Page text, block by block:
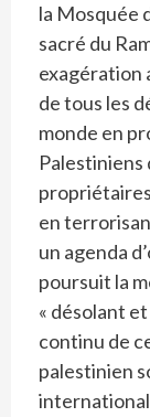
la Mosquée
sacré du
exagération
de tous les
monde en
Palestiniens
en
un agenda
poursuit la
« désolant
continu de
palestinien